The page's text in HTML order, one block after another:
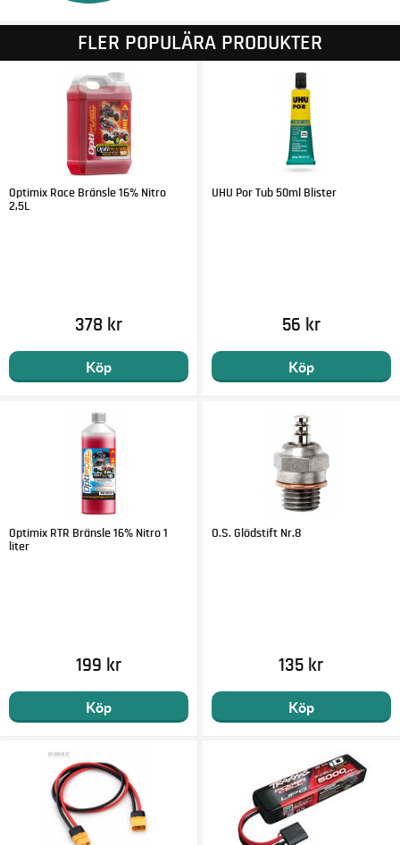
FLER POPULÄRA PRODUKTER
Optimix Race Bränsle 16% Nitro
2,5L
378 kr
Köp
UHU Por Tub 50ml Blister
56 kr
Köp
Optimix RTR Bränsle 16% Nitro 1
liter
199 kr
Köp
O.S. Glödstift Nr.8
135 kr
Köp